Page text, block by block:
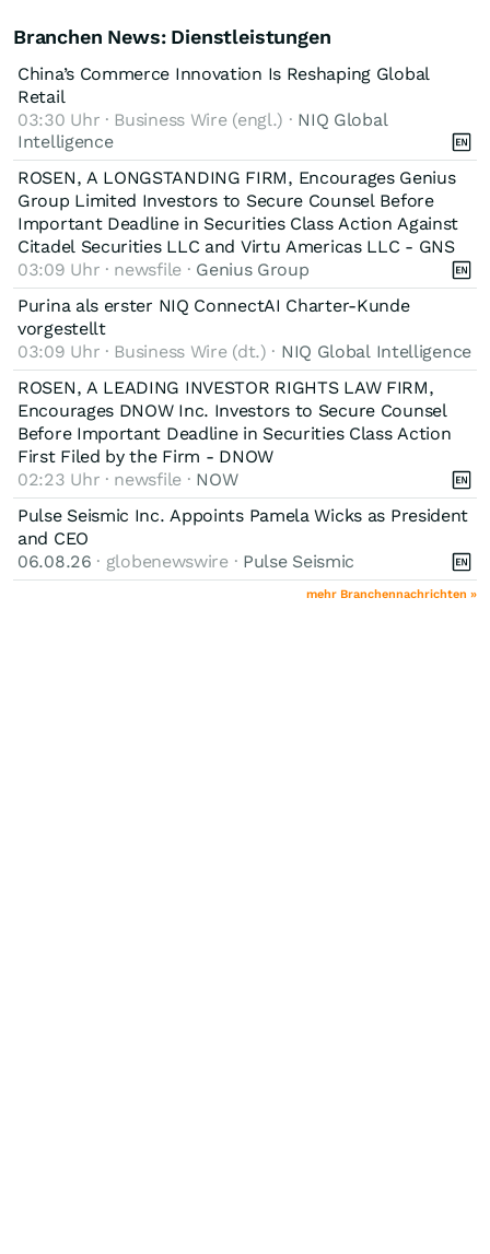
Branchen News: Dienstleistungen
China’s Commerce Innovation Is Reshaping Global
Retail
03:30 Uhr · Business Wire (engl.) · NIQ Global
Intelligence
ROSEN, A LONGSTANDING FIRM, Encourages Genius
Group Limited Investors to Secure Counsel Before
Important Deadline in Securities Class Action Against
Citadel Securities LLC and Virtu Americas LLC - GNS
03:09 Uhr · newsfile · Genius Group
Purina als erster NIQ ConnectAI Charter-Kunde
vorgestellt
03:09 Uhr · Business Wire (dt.) · NIQ Global Intelligence
ROSEN, A LEADING INVESTOR RIGHTS LAW FIRM,
Encourages DNOW Inc. Investors to Secure Counsel
Before Important Deadline in Securities Class Action
First Filed by the Firm - DNOW
02:23 Uhr · newsfile · NOW
Pulse Seismic Inc. Appoints Pamela Wicks as President
and CEO
06.08.26 · globenewswire · Pulse Seismic
mehr Branchennachrichten »